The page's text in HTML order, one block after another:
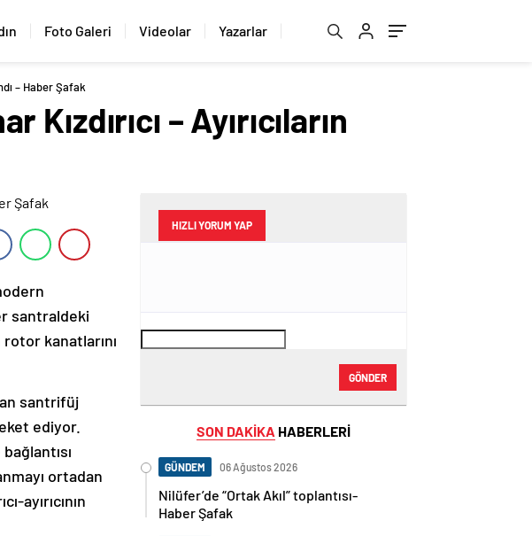
Foto Galeri Videolar Yazarlar
– Haber Şafak
– Ayırıcıların
santraldeki
kanatlarını
santrifüj
ediyor.
ortadan
ayırıcının
HIZLI YORUM YAP
GÖNDER
SON DAKİKA HABERLERİ
GÜNDEM 06 Ağustos 2026
Nilüfer’de “Ortak Akıl” toplantısı-
Haber Şafak